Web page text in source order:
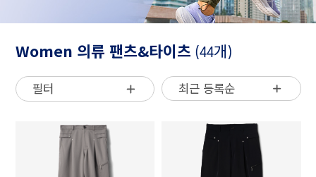
Women 의류 팬츠&타이츠 (44개)
필터 최근 등록순